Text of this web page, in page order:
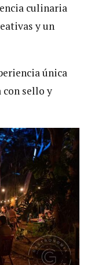
culinaria
y un
única
con sello y